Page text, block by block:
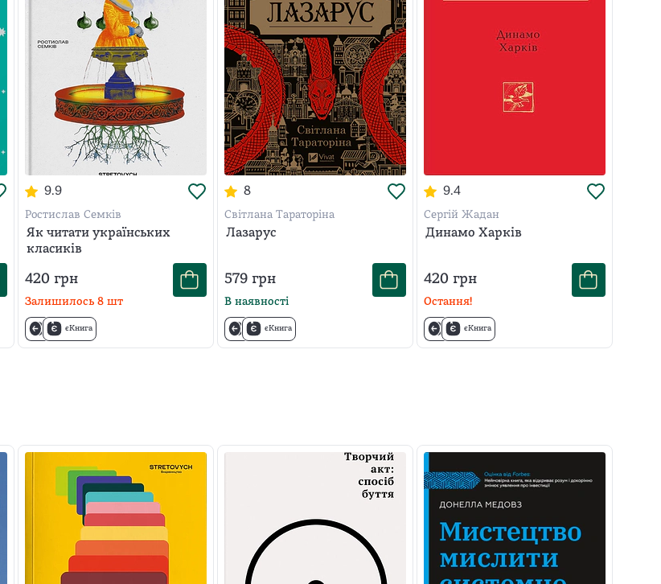
9.9
Ростислав Семків
Як читати українських
класиків
420 грн
Залишилось 8 шт
єКнига
8
Світлана Тараторіна
Лазарус
579 грн
В наявності
єКнига
9.4
Сергій Жадан
Динамо Харків
420 грн
Остання!
єКнига